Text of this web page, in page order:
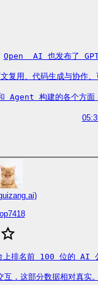
Open  AI 也发布了
复用、代码生成与协
Agent 构建的各个方
op7418
排名前 100 位的 AI
互，这部分数据相对真实